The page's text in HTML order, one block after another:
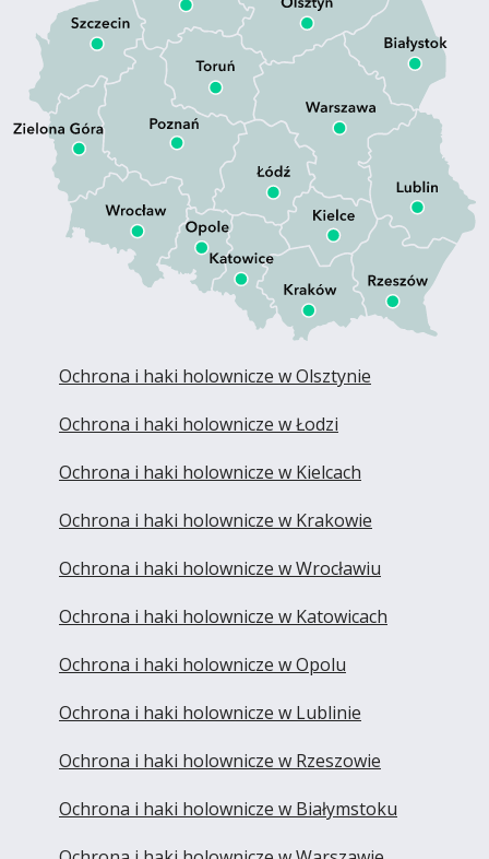
Ochrona i haki holownicze w Olsztynie
Ochrona i haki holownicze w Łodzi
Ochrona i haki holownicze w Kielcach
Ochrona i haki holownicze w Krakowie
Ochrona i haki holownicze w Wrocławiu
Ochrona i haki holownicze w Katowicach
Ochrona i haki holownicze w Opolu
Ochrona i haki holownicze w Lublinie
Ochrona i haki holownicze w Rzeszowie
Ochrona i haki holownicze w Białymstoku